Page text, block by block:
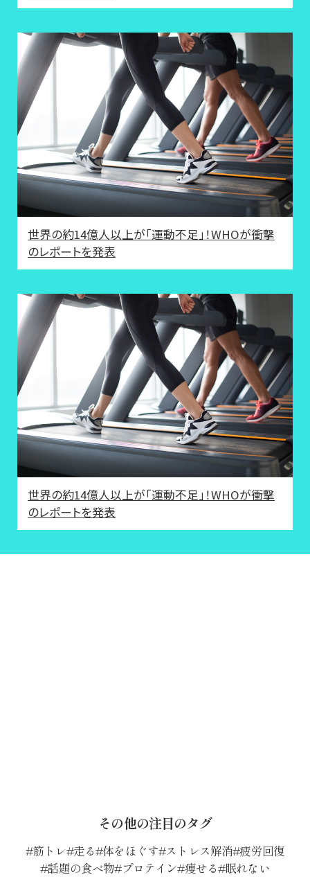
世界の約14億人以上が「運動不足」！WHOが衝撃
のレポートを発表
世界の約14億人以上が「運動不足」！WHOが衝撃
のレポートを発表
その他の注目のタグ
筋トレ 走る 体をほぐす ストレス解消 疲労回復
話題の食べ物 プロテイン 痩せる 眠れない